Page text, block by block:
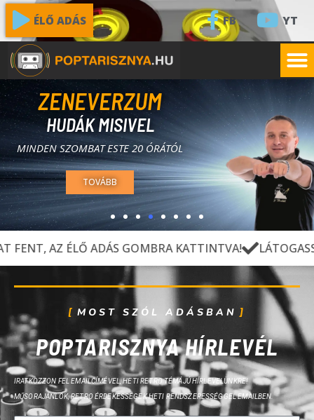
FB YT
ÉLŐ ADÁS
MUSIC STORY
HAJCSER ATTILÁVAL
MINDEN PÉNTEKEN 21 ÓRÁTÓL
BŐVEBBEN
GOMBRA KATTINTVA! LÁTOGASSÁK MEG
MOST SZÓL ADÁSBAN
POPTARISZNYA HÍRLEVÉL
IRATKOZZON FEL EMAILCÍMÉVEL, HETI RETRO TÉMÁJÚ HÍRLEVELÜNKRE!
MŰSORAJÁNLÓK, RETRO ÉRDEKESSÉGEK HETI RENDSZERESSÉGGEL EMAILBEN.